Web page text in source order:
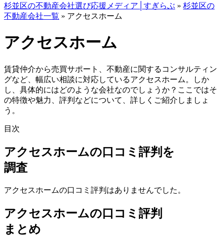
杉並区の不動産会社選び応援メディア│すぎらぶ » 杉並区の
不動産会社一覧 » アクセスホーム
アクセスホーム
賃貸仲介から売買サポート、不動産に関するコンサルティン
グなど、幅広い相談に対応しているアクセスホーム。しか
し、具体的にはどのような会社なのでしょうか？ここではそ
の特徴や魅力、評判などについて、詳しくご紹介しましょ
う。
目次
アクセスホームの口コミ評判を
調査
アクセスホームの口コミ評判はありませんでした。
アクセスホームの口コミ評判
まとめ